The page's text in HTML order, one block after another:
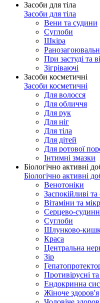
Засоби для тіла
Засоби для тіла
Вени та судини
Суглоби
Шкіра
При застуді та
Зігріваючі
Засоби косметичні
Засоби косметичні
Для волосся
Для обличчя
Для рук
Для ніг
Для тіла
Для дітей
Для ротової
Інтимні змазки
Біологічно активні
Біологічно активні
Венотоніки
Заспокійливі та
Вітаміни та
Серцево-
Суглоби
Шлунково-
Краса
Центральна
Зір
Противірусні та
Ендокринна
Жіноче здоров'я